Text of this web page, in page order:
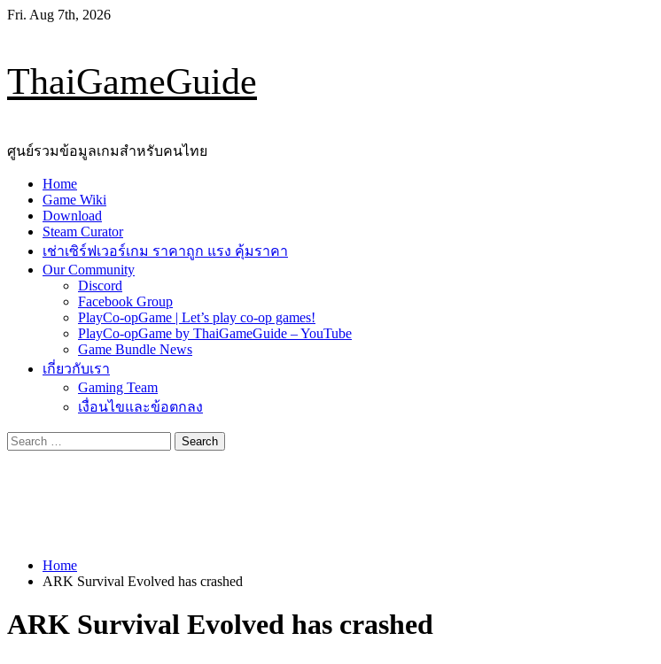
Skip
Fri. Aug 7th, 2026
ThaiGameGuide
ศูนย์รวมข้อมูลเกมสำหรับคนไทย
Primary
Menu
Home
Game Wiki
Download
Steam Curator
เช่าเซิร์ฟเวอร์เกม ราคาถูก แรง คุ้มราคา
Our Community
Discord
Facebook Group
PlayCo-opGame | Let’s play co-op games!
PlayCo-opGame by ThaiGameGuide – YouTube
Game Bundle News
เกี่ยวกับเรา
Gaming Team
เงื่อนไขและข้อตกลง
Search
for:
Home
ARK Survival Evolved has crashed
ARK Survival Evolved has crashed